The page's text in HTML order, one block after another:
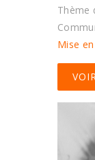
Thème
Mise